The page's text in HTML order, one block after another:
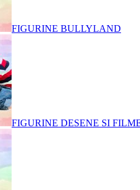
FIGURINE BULLYLAND
FIGURINE DESENE SI